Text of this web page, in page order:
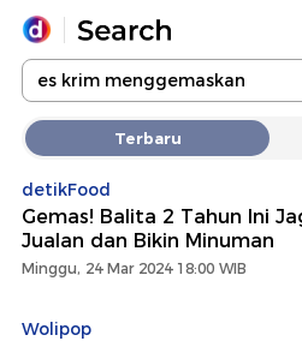
Yang sedang ramai dicari
Loading...
Promoted
Terakhir yang dicari
Terbaru
detikFood
Gemas! Balita 2 Tahun Ini
Jualan dan Bikin Minuman
Minggu, 24 Mar 2024 18:00 WIB
Wolipop